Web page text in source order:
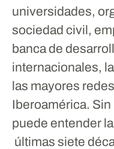
universidades,
sociedad civil,
banca de
internacionales,
las mayores
Iberoamérica.
puede entender
últimas siete